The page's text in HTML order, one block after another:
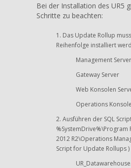
Bei der Installation des UR5
Schritte zu beachten:
Das Update Rollup
Reihenfolge installiert
Management Server
Gateway Server
Web Konsolen
Operations
Ausführen der SQL
%SystemDrive%\Program
2012 R2\Operations
Script for Update Rollups )